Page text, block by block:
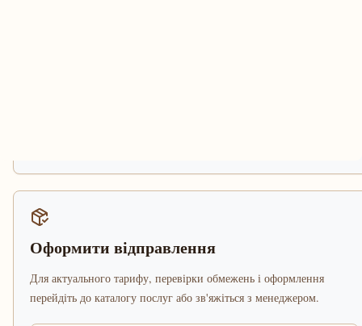
Оформити відправлення
Для актуального тарифу, перевірки обмежень і оформлення
перейдіть до каталогу послуг або зв'яжіться з менеджером.